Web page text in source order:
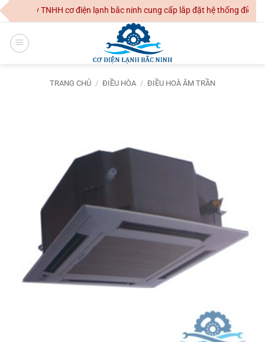
Skip
to
content
Ty TNHH cơ điện lạnh bắc ninh cung cấp lắp đặt hệ thống điều hoà
TRANG CHỦ / ĐIỀU HÒA / ĐIỀU HOÀ ÂM TRẦN